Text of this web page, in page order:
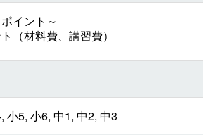
イント～
（材料費、講習費）
小5, 小6, 中1, 中2, 中3